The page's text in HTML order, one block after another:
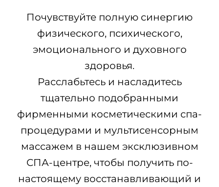
Почувствуйте полную синергию
физического, психического,
эмоционального и духовного
здоровья.
Расслабьтесь и насладитесь
тщательно подобранными
фирменными косметическими спа-
процедурами и мультисенсорным
массажем в нашем эксклюзивном
СПА-центре, чтобы получить по-
настоящему восстанавливающий и